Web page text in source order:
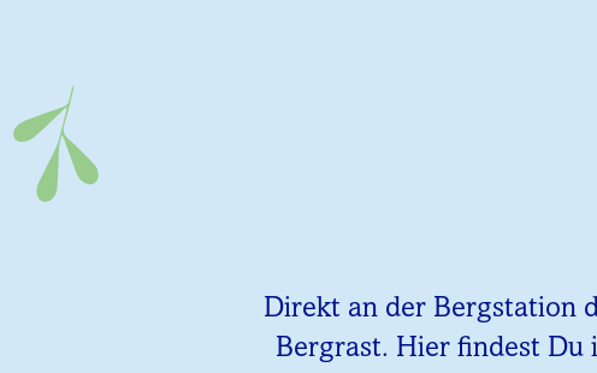
Direkt an der Bergstation
Bergrast. Hier findest Du